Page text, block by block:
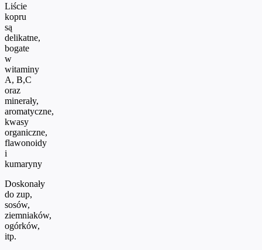
Liście
kopru
są
delikatne,
bogate
w
witaminy
A, B,C
oraz
minerały,
aromatyczne,
kwasy
organiczne,
flawonoidy
i
kumaryny
Doskonały
do zup,
sosów,
ziemniaków,
ogórków,
itp.